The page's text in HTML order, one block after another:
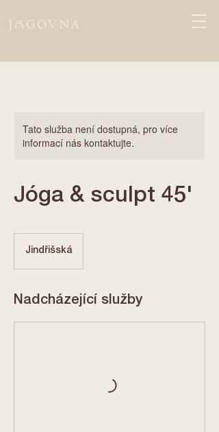
Tato služba není dostupná, pro více
informací nás kontaktujte.
Jóga & sculpt 45'
Jindřišská
Nadcházející služby